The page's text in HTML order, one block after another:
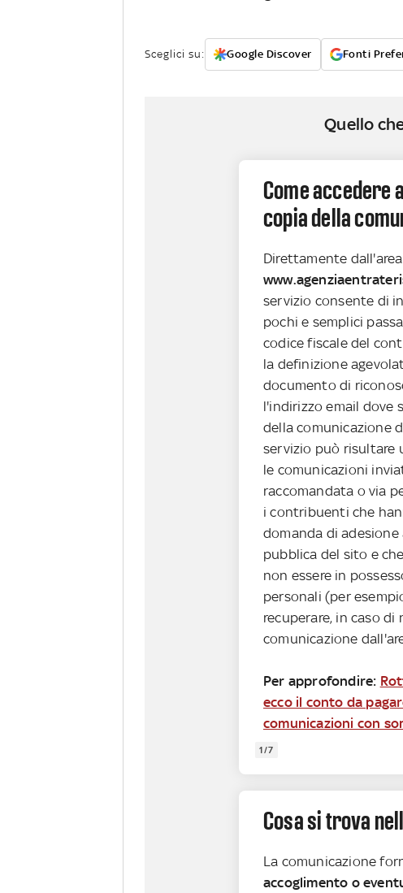
Sceglici su: Google Discover Fonti
Quello
Come accedere
copia della
Direttamente
servizio consente di
pochi e semplici
codice fiscale del
la definizione
documento di
l'indirizzo email dove
della comunicazione
servizio può risultare
le comunicazioni
raccomandata o via
i contribuenti che
domanda di
pubblica del sito e
non essere in
personali (per
recuperare, in caso di
comunicazione
Per approfondire:
ecco il conto da
comunicazioni con
1/7
Cosa si trova
La comunicazione
accoglimento o